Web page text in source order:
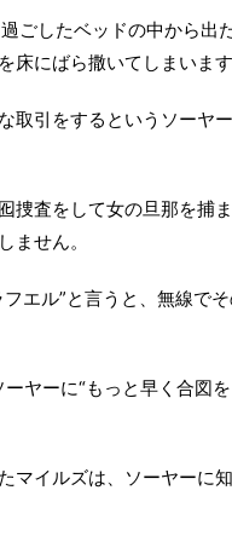
過ごしたベッドの中から
床にばら撒いてしまいます
取引をするというソーヤ
捜査をして女の旦那を捕
ません。
フエル”と言うと、無線で
ヤーに“もっと早く合図
マイルズは、ソーヤーに